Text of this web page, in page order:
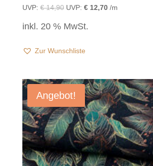
UVP: €14,90 UVP: €12,70/m
inkl. 20 % MwSt.
Zur Wunschliste
Angebot!